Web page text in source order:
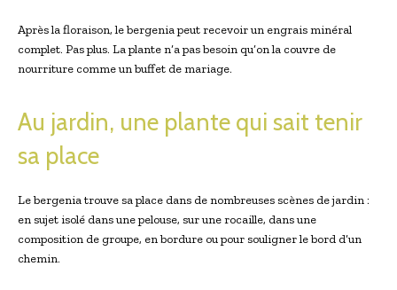
Après la floraison, le bergenia peut⁤ recevoir un engrais minéral
complet. Pas plus. La plante n’a pas⁤ besoin qu’on la couvre de
nourriture comme un buffet de mariage.
Au jardin, une plante qui sait tenir
sa place
Le bergenia trouve sa place ​dans de nombreuses scènes de jardin :
en sujet isolé dans une pelouse, sur une rocaille, dans une
composition de ‍groupe, en bordure ou pour souligner le bord ⁢d’un
chemin.